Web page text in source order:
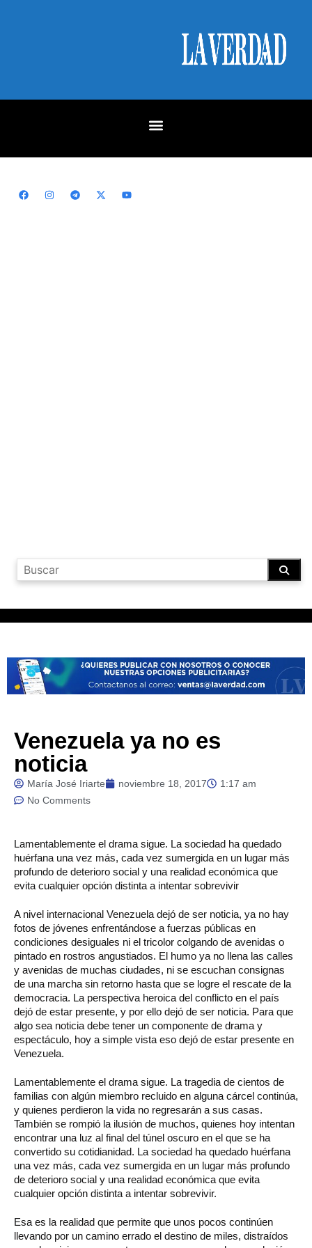
Venezuela ya no es
noticia
María José Iriarte noviembre 18, 2017
1:17 am
No Comments
Lamentablemente el drama sigue. La sociedad ha quedado
huérfana una vez más, cada vez sumergida en un lugar más
profundo de deterioro social y una realidad económica que
evita cualquier opción distinta a intentar sobrevivir
A nivel internacional Venezuela dejó de ser noticia, ya no hay
fotos de jóvenes enfrentándose a fuerzas públicas en
condiciones desiguales ni el tricolor colgando de avenidas o
pintado en rostros angustiados. El humo ya no llena las calles
y avenidas de muchas ciudades, ni se escuchan consignas
de una marcha sin retorno hasta que se logre el rescate de la
democracia. La perspectiva heroica del conflicto en el país
dejó de estar presente, y por ello dejó de ser noticia. Para que
algo sea noticia debe tener un componente de drama y
espectáculo, hoy a simple vista eso dejó de estar presente en
Venezuela.
Lamentablemente el drama sigue. La tragedia de cientos de
familias con algún miembro recluido en alguna cárcel continúa,
y quienes perdieron la vida no regresarán a sus casas.
También se rompió la ilusión de muchos, quienes hoy intentan
encontrar una luz al final del túnel oscuro en el que se ha
convertido su cotidianidad. La sociedad ha quedado huérfana
una vez más, cada vez sumergida en un lugar más profundo
de deterioro social y una realidad económica que evita
cualquier opción distinta a intentar sobrevivir.
Esa es la realidad que permite que unos pocos continúen
llevando por un camino errado el destino de miles, distraídos